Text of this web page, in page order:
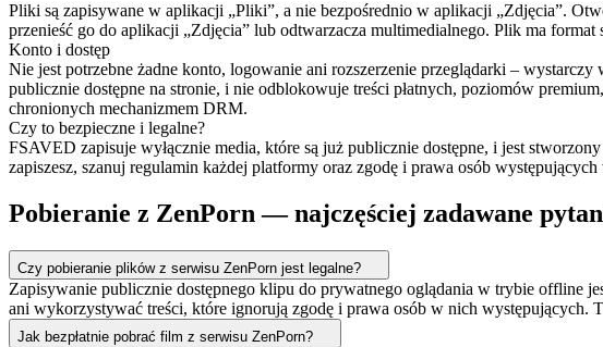
Pliki są zapisywane w aplikacji „Pliki”, a nie bezpośrednio w aplikacji „Zdjęcia”.
przenieść go do aplikacji „Zdjęcia” lub odtwarzacza multimedialnego. Plik ma
Konto i dostęp
Nie jest potrzebne żadne konto, logowanie ani rozszerzenie przeglądarki –
publicznie dostępne na stronie, i nie odblokowuje treści płatnych, poziomów
chronionych mechanizmem DRM.
Czy to bezpieczne i legalne?
FSAVED zapisuje wyłącznie media, które są już publicznie dostępne, i jest
zapiszesz, szanuj regulamin każdej platformy oraz zgodę i prawa osób
Pobieranie z ZenPorn — najczęściej zadawane
Czy pobieranie plików z serwisu ZenPorn jest legalne?
Zapisywanie publicznie dostępnego klipu do prywatnego oglądania w trybie offline
ani wykorzystywać treści, które ignorują zgodę i prawa osób w nich
Jak bezpłatnie pobrać film z serwisu ZenPorn?